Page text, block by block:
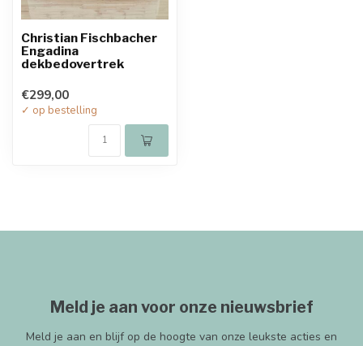
Christian Fischbacher
Engadina
dekbedovertrek
€299,00
✓ op bestelling
Meld je aan voor onze nieuwsbrief
Meld je aan en blijf op de hoogte van onze leukste acties en